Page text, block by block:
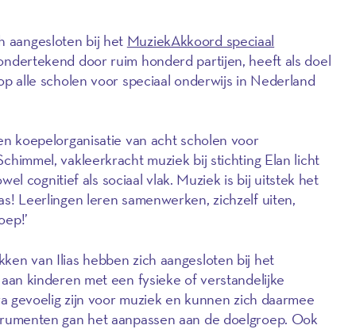
aangesloten bij het MuziekAkkoord speciaal
door ruim honderd partijen, heeft als doel
alle scholen voor speciaal onderwijs in Nederland
koepelorganisatie van acht scholen voor
vakleerkracht muziek bij stichting Elan licht
cognitief als sociaal vlak. Muziek is bij uitstek het
Leerlingen leren samenwerken, zichzelf uiten,
van Ilias hebben zich aangesloten bij het
kinderen met een fysieke of verstandelijke
zijn voor muziek en kunnen zich daarmee
gan het aanpassen aan de doelgroep. Ook